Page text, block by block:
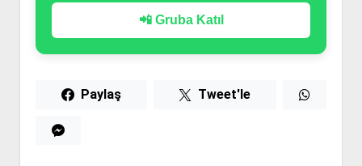
📲 Gruba Katıl
Paylaş Tweet'le